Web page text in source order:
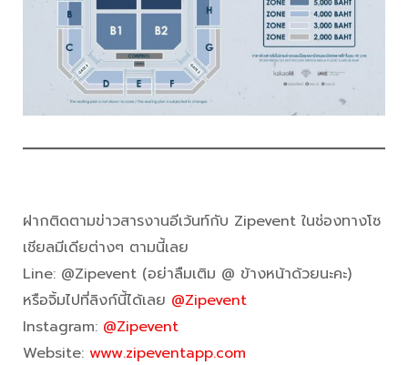
ฝากติดตามข่าวสารงานอีเว้นท์กับ Zipevent ในช่องทางโซ
เชียลมีเดียต่างๆ ตามนี้เลย
Line: @Zipevent (อย่าลืมเติม @ ข้างหน้าด้วยนะคะ)
หรือจิ้มไปที่ลิงก์นี้ได้เลย @Zipevent
Instagram: @Zipevent
Website: www.zipeventapp.com